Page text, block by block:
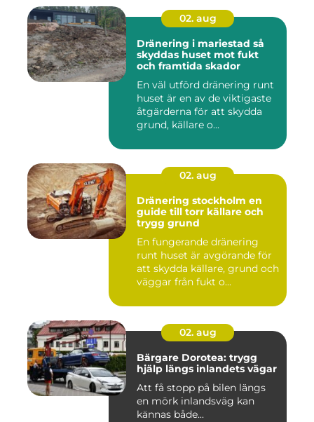
02. aug
Dränering i mariestad så
skyddas huset mot fukt
och framtida skador
En väl utförd dränering runt
huset är en av de viktigaste
åtgärderna för att skydda
grund, källare o...
02. aug
Dränering stockholm en
guide till torr källare och
trygg grund
En fungerande dränering
runt huset är avgörande för
att skydda källare, grund och
väggar från fukt o...
02. aug
Bärgare Dorotea: trygg
hjälp längs inlandets vägar
Att få stopp på bilen längs
en mörk inlandsväg kan
kännas både...